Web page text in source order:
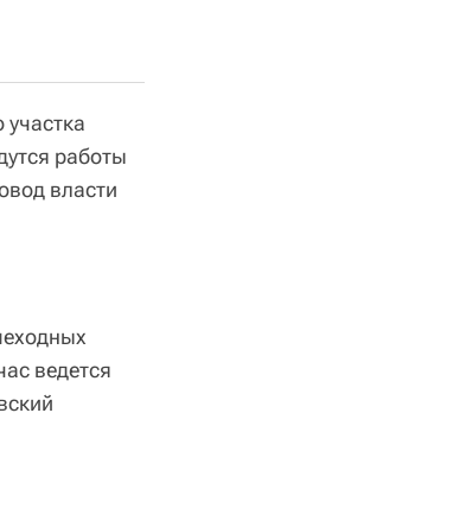
работы
власти
ведется